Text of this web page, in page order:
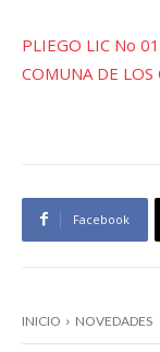
PLIEGO LIC No
COMUNA DE LOS
Facebook
INICIO NOVEDADES